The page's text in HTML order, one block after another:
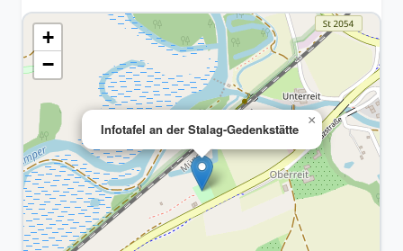
Infotafel an der Stalag-Gedenkstätte
×
+
−